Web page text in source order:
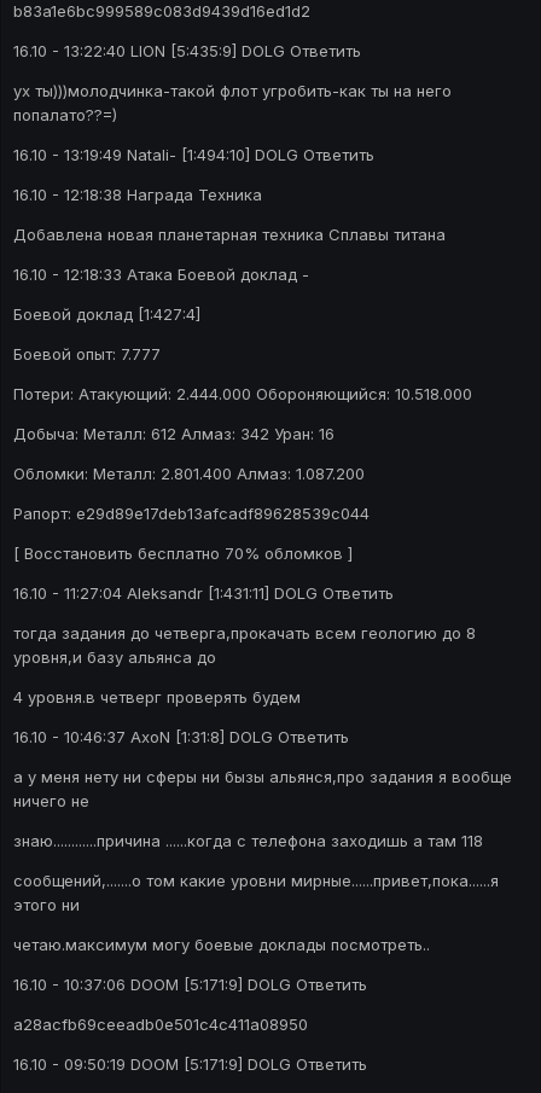
b83a1e6bc999589c083d9439d16ed1d2
16.10 - 13:22:40 LION [5:435:9] DOLG Ответить
ух ты)))молодчинка-такой флот угробить-как ты на него
попалато??=)
16.10 - 13:19:49 Natali- [1:494:10] DOLG Ответить
16.10 - 12:18:38 Награда Техника
Добавлена новая планетарная техника Сплавы титана
16.10 - 12:18:33 Атака Боевой доклад -
Боевой доклад [1:427:4]
Боевой опыт: 7.777
Потери: Атакующий: 2.444.000 Обороняющийся: 10.518.000
Добыча: Металл: 612 Алмаз: 342 Уран: 16
Обломки: Металл: 2.801.400 Алмаз: 1.087.200
Рапорт: e29d89e17deb13afcadf89628539c044
[ Восстановить бесплатно 70% обломков ]
16.10 - 11:27:04 Aleksandr [1:431:11] DOLG Ответить
тогда задания до четверга,прокачать всем геологию до 8
уровня,и базу альянса до
4 уровня.в четверг проверять будем
16.10 - 10:46:37 AxoN [1:31:8] DOLG Ответить
а у меня нету ни сферы ни бызы альянся,про задания я вообще
ничего не
знаю............причина ......когда с телефона заходишь а там 118
сообщений,.......о том какие уровни мирные......привет,пока......я
этого ни
четаю.максимум могу боевые доклады посмотреть..
16.10 - 10:37:06 DOOM [5:171:9] DOLG Ответить
a28acfb69ceeadb0e501c4c411a08950
16.10 - 09:50:19 DOOM [5:171:9] DOLG Ответить